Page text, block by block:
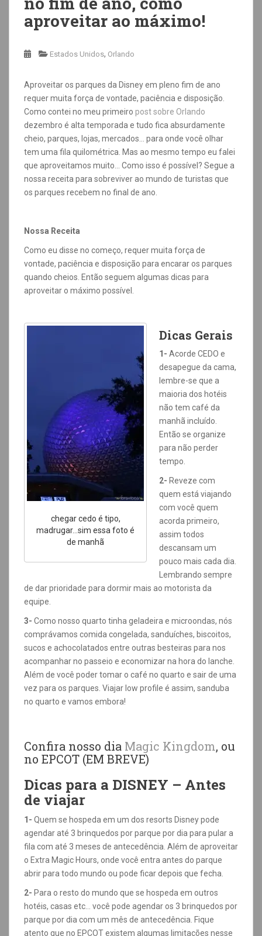
aproveitar ao máximo!
Estados Unidos, Orlando
Aproveitar os parques da Disney em pleno fim de ano
requer muita força de vontade, paciência e disposição.
Como contei no meu primeiro post sobre Orlando
dezembro é alta temporada e tudo fica absurdamente
cheio, parques, lojas, mercados… para onde você olhar
tem uma fila quilométrica. Mas ao mesmo tempo eu falei
que aproveitamos muito… Como isso é possível? Segue a
nossa receita para sobreviver ao mundo de turistas que
os parques recebem no final de ano.
Nossa Receita
Como eu disse no começo, requer muita força de
vontade, paciência e disposição para encarar os parques
quando cheios. Então seguem algumas dicas para
aproveitar o máximo possível.
chegar cedo é tipo,
madrugar…sim essa foto é
de manhã
Dicas Gerais
1- Acorde CEDO e
desapegue da cama,
lembre-se que a
maioria dos hotéis
não tem café da
manhã incluído.
Então se organize
para não perder
tempo.
2- Reveze com
quem está viajando
com você quem
acorda primeiro,
assim todos
descansam um
pouco mais cada dia.
Lembrando sempre
de dar prioridade para dormir mais ao motorista da
equipe.
3- Como nosso quarto tinha geladeira e microondas, nós
comprávamos comida congelada, sanduíches, biscoitos,
sucos e achocolatados entre outras besteiras para nos
acompanhar no passeio e economizar na hora do lanche.
Além de você poder tomar o café no quarto e sair de uma
vez para os parques. Viajar low profile é assim, sanduba
no quarto e vamos embora!
Confira nosso dia Magic Kingdom, ou
no EPCOT (EM BREVE)
Dicas para a DISNEY – Antes
de viajar
1- Quem se hospeda em um dos resorts Disney pode
agendar até 3 brinquedos por parque por dia para pular a
fila com até 3 meses de antecedência. Além de aproveitar
o Extra Magic Hours, onde você entra antes do parque
abrir para todo mundo ou pode ficar depois que fecha.
2- Para o resto do mundo que se hospeda em outros
hotéis, casas etc… você pode agendar os 3 brinquedos por
parque por dia com um mês de antecedência. Fique
atento que no EPCOT existem algumas limitações nesse